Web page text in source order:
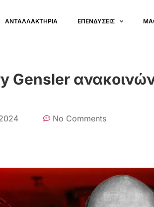
ΑΝΤΑΛΛΑΚΤΗΡΙΑ ΕΠΕΝΔΥΣΕΙΣ
Gensler
No Comments